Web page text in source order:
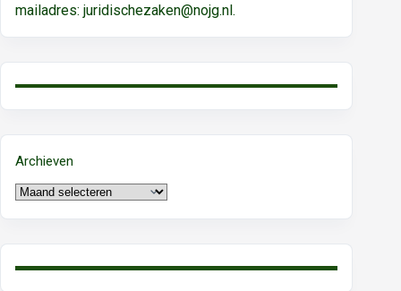
mailadres: juridischezaken@nojg.nl.
Archieven